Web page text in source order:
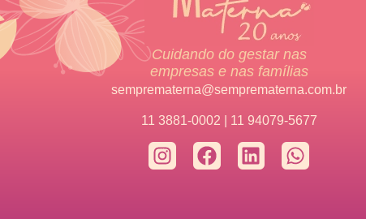
Cuidando do gestar nas
empresas e nas famílias
semprematerna@semprematerna.com.br
11 3881-0002 | 11 94079-5677